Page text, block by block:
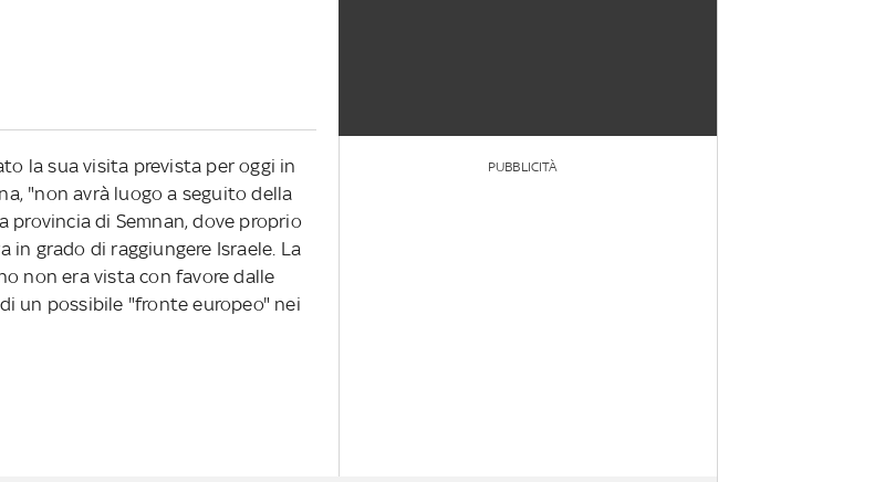
la sua visita prevista per oggi in
"non avrà luogo a seguito della
di Semnan, dove proprio
grado di raggiungere Israele. La
non era vista con favore dalle
un possibile "fronte europeo" nei
PUBBLICITÀ